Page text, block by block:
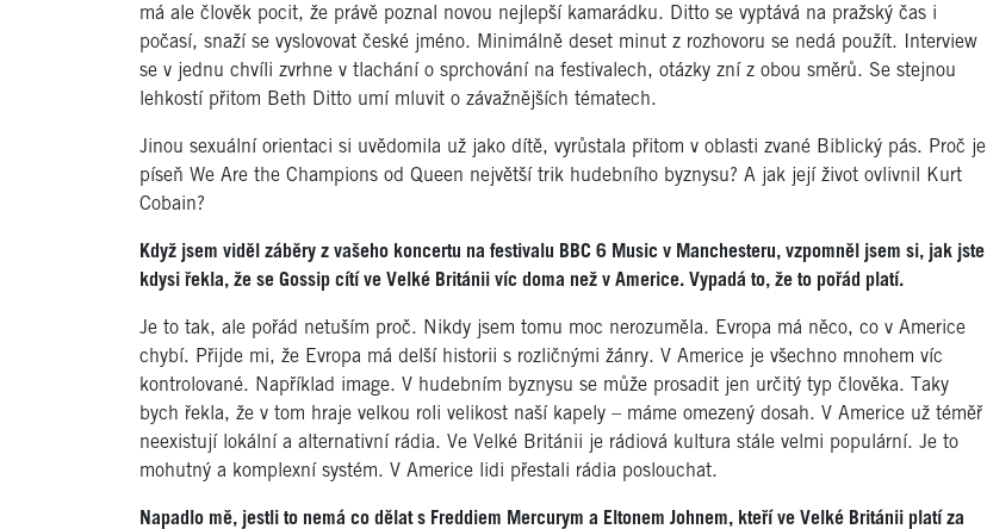
má ale člověk pocit, že právě poznal novou nejlepší kamarádku. Ditto se vyptává na pražský čas i
počasí, snaží se vyslovovat české jméno. Minimálně deset minut z rozhovoru se nedá použít. Interview
se v jednu chvíli zvrhne v tlachání o sprchování na festivalech, otázky zní z obou směrů. Se stejnou
lehkostí přitom Beth Ditto umí mluvit o závažnějších tématech.
Jinou sexuální orientaci si uvědomila už jako dítě, vyrůstala přitom v oblasti zvané Biblický pás. Proč je
píseň We Are the Champions od Queen největší trik hudebního byznysu? A jak její život ovlivnil Kurt
Cobain?
Když jsem viděl záběry z vašeho koncertu na festivalu BBC 6 Music v Manchesteru, vzpomněl jsem si, jak jste
kdysi řekla, že se Gossip cítí ve Velké Británii víc doma než v Americe. Vypadá to, že to pořád platí.
Je to tak, ale pořád netuším proč. Nikdy jsem tomu moc nerozuměla. Evropa má něco, co v Americe
chybí. Přijde mi, že Evropa má delší historii s rozličnými žánry. V Americe je všechno mnohem víc
kontrolované. Například image. V hudebním byznysu se může prosadit jen určitý typ člověka. Taky
bych řekla, že v tom hraje velkou roli velikost naší kapely – máme omezený dosah. V Americe už téměř
neexistují lokální a alternativní rádia. Ve Velké Británii je rádiová kultura stále velmi populární. Je to
mohutný a komplexní systém. V Americe lidi přestali rádia poslouchat.
Napadlo mě, jestli to nemá co dělat s Freddiem Mercurym a Eltonem Johnem, kteří ve Velké Británii platí za